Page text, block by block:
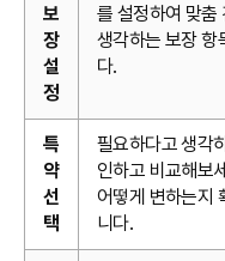
보
장
설
정
를 설정하여 맞춤
생각하는 보장 항
다.
특
약
선
택
필요하다고 생각
인하고 비교해보
어떻게 변하는지
니다.